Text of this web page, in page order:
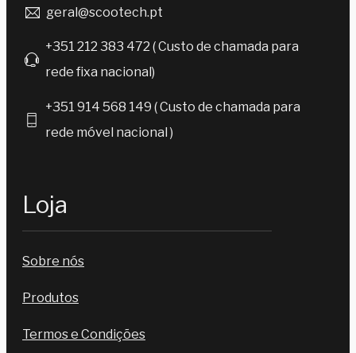
geral@scootech.pt
+351 212 383 472 ( Custo de chamada para
rede fixa nacional)
+351 914 568 149 ( Custo de chamada para
rede móvel nacional )
Loja
Sobre nós
Produtos
Termos e Condições